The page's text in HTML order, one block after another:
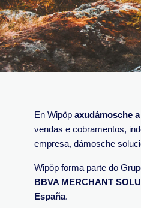
En Wipöp axudámosche
vendas e cobramentos,
empresa, dámosche
Wipöp forma parte do
BBVA MERCHANT
España.